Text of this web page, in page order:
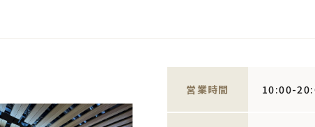
営業時間 10:00-